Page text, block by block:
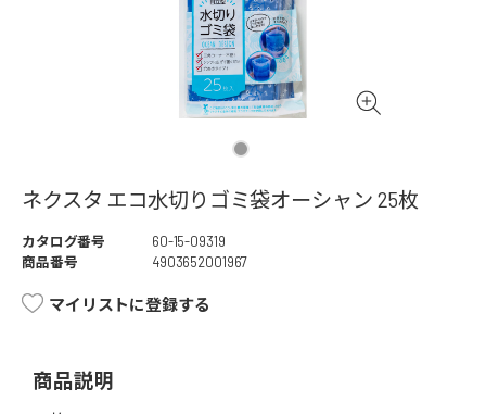
ネクスタ エコ水切りゴミ袋オーシャン 25枚
カタログ番号
60-15-09319
商品番号
4903652001967
マイリストに登録する
商品説明